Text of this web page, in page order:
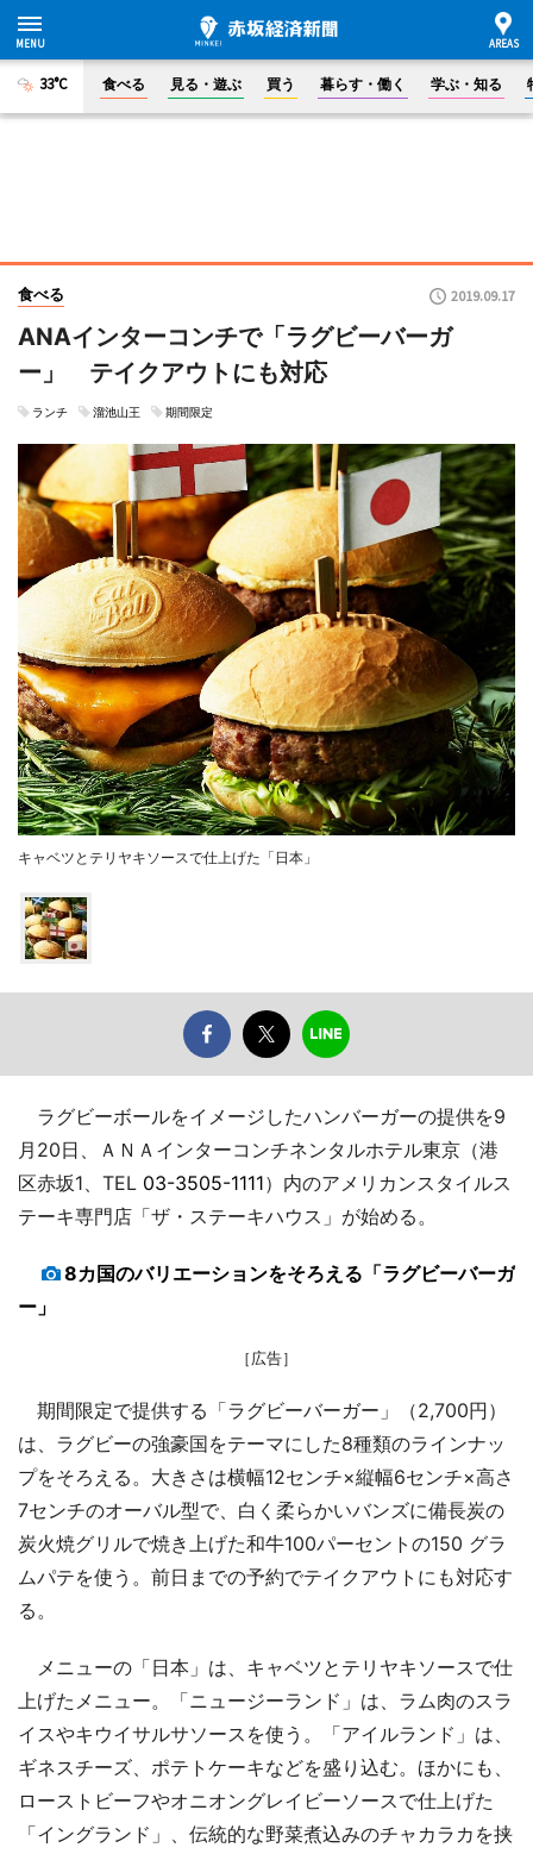
33°C 食べる 見る・遊ぶ 買う 暮らす・働く 学ぶ・知る
食べる 2019.09.17
ANAインターコンチで「ラグビーバーガ
ー」 テイクアウトにも対応
ランチ 溜池山王 期間限定
キャベツとテリヤキソースで仕上げた「日本」
ラグビーボールをイメージしたハンバーガーの提供を9
月20日、ＡＮＡインターコンチネンタルホテル東京（港
区赤坂1、TEL 03-3505-1111）内のアメリカンスタイルス
テーキ専門店「ザ・ステーキハウス」が始める。
8カ国のバリエーションをそろえる「ラグビーバーガ
ー」
［広告］
期間限定で提供する「ラグビーバーガー」（2,700円）
は、ラグビーの強豪国をテーマにした8種類のラインナッ
プをそろえる。大きさは横幅12センチ×縦幅6センチ×高さ
7センチのオーバル型で、白く柔らかいバンズに備長炭の
炭火焼グリルで焼き上げた和牛100パーセントの150 グラ
ムパテを使う。前日までの予約でテイクアウトにも対応す
る。
メニューの「日本」は、キャベツとテリヤキソースで仕
上げたメニュー。「ニュージーランド」は、ラム肉のスラ
イスやキウイサルサソースを使う。「アイルランド」は、
ギネスチーズ、ポテトケーキなどを盛り込む。ほかにも、
ローストビーフやオニオングレイビーソースで仕上げた
「イングランド」、伝統的な野菜煮込みのチャカラカを挟